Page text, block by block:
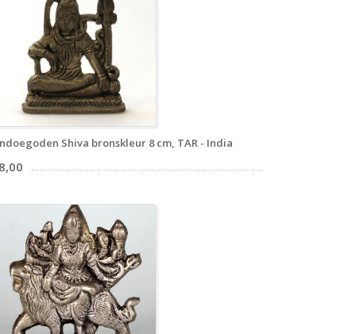
Shiva bronskleur 8 cm, TAR - India